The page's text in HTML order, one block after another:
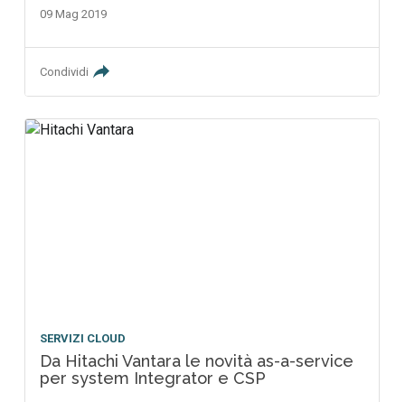
09 Mag 2019
Condividi
SERVIZI CLOUD
Da Hitachi Vantara le novità as-a-service
per system Integrator e CSP